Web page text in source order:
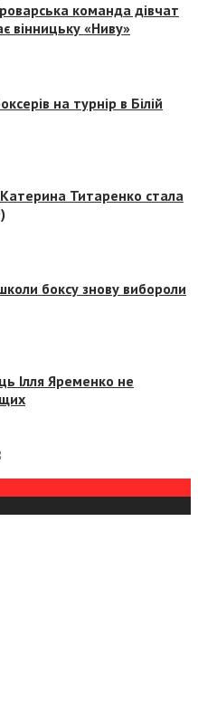
команда дівчат
вінницьку «Ниву»
на турнір в Білій
Титаренко стала
боксу знову вибороли
Ілля Яременко не